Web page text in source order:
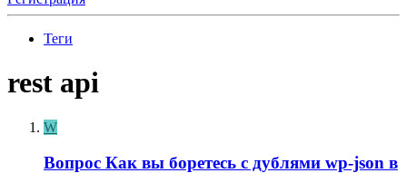
Теги
rest api
W
Вопрос Как вы боретесь с дублями wp-json в